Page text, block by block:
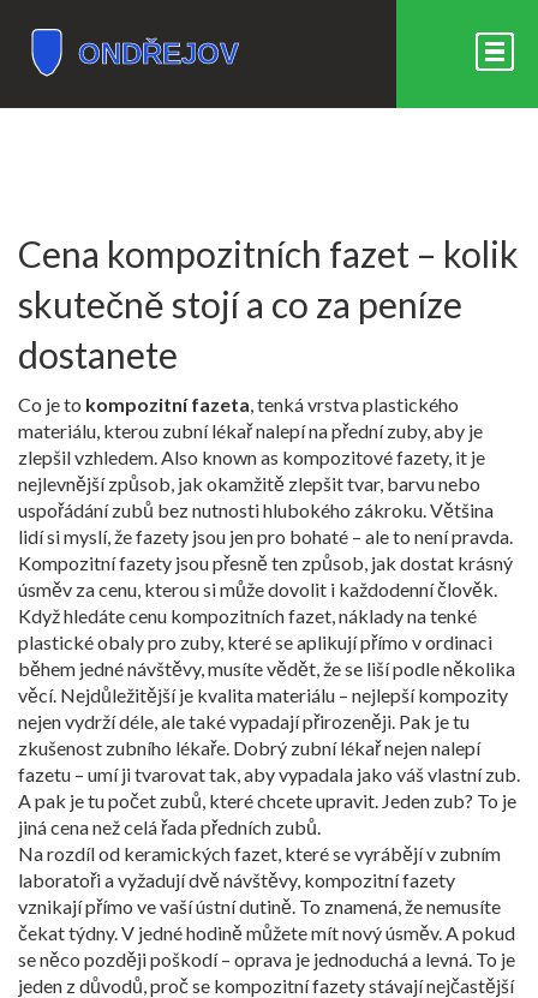
Cena kompozitních fazet – kolik
skutečně stojí a co za peníze
dostanete
Co je to kompozitní fazeta,tenká vrstva plastického
materiálu, kterou zubní lékař nalepí na přední zuby, aby je
zlepšil vzhledem. Also known as kompozitové fazety, it je
nejlevnější způsob, jak okamžitě zlepšit tvar, barvu nebo
uspořádání zubů bez nutnosti hlubokého zákroku.Většina
lidí si myslí, že fazety jsou jen pro bohaté – ale to není pravda.
Kompozitní fazety jsou přesně ten způsob, jak dostat krásný
úsměv za cenu, kterou si může dovolit i každodenní člověk.
Když hledátecenu kompozitních fazet,náklady na tenké
plastické obaly pro zuby, které se aplikují přímo v ordinaci
během jedné návštěvy, musíte vědět, že se liší podle několika
věcí. Nejdůležitější je kvalita materiálu – nejlepší kompozity
nejen vydrží déle, ale také vypadají přirozeněji. Pak je tu
zkušenost zubního lékaře. Dobrý zubní lékař nejen nalepí
fazetu – umí ji tvarovat tak, aby vypadala jako váš vlastní zub.
A pak je tu počet zubů, které chcete upravit. Jeden zub? To je
jiná cena než celá řada předních zubů.
Na rozdíl od keramických fazet, které se vyrábějí v zubním
laboratoři a vyžadují dvě návštěvy, kompozitní fazety
vznikají přímo ve vaší ústní dutině. To znamená, že nemusíte
čekat týdny. V jedné hodině můžete mít nový úsměv. A pokud
se něco později poškodí – oprava je jednoduchá a levná. To je
jeden z důvodů, proč se kompozitní fazety stávají nejčastější